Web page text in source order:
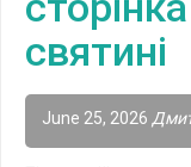
святині
June 25, 2026